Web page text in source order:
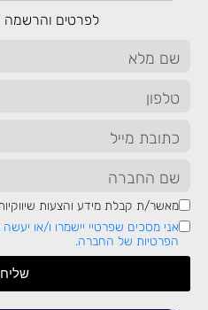
קורסים נוספים
קורס ניהול
SAP ERP
לפרטים והרשמה
מאשר/ת קבלת מידע והצעות
אני מסכים שפרטיי יישמרו ו/או
הפרטיות של החברה.